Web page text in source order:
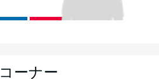
コーナー